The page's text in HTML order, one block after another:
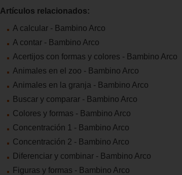
Artículos relacionados:
A calcular - Bambino Arco
A contar - Bambino Arco
Acertijos con formas y colores - Bambino Arco
Animales en el zoo - Bambino Arco
Animales en la granja - Bambino Arco
Buscar y comparar - Bambino Arco
Colores y formas - Bambino Arco
Concentración 1 - Bambino Arco
Concentración 2 - Bambino Arco
Diferenciar y combinar - Bambino Arco
Figuras y formas - Bambino Arco